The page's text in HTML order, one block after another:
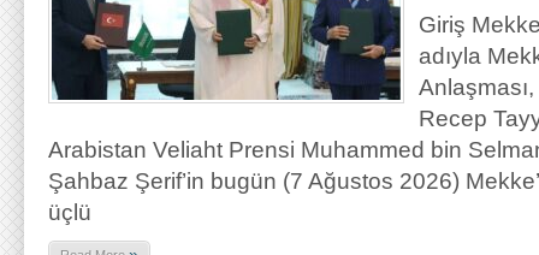
Giriş
adıyla
Recep
Arabistan Veliaht Prensi Muhammed bin
Şahbaz Şerif’in bugün (7 Ağustos 2026)
üçlü